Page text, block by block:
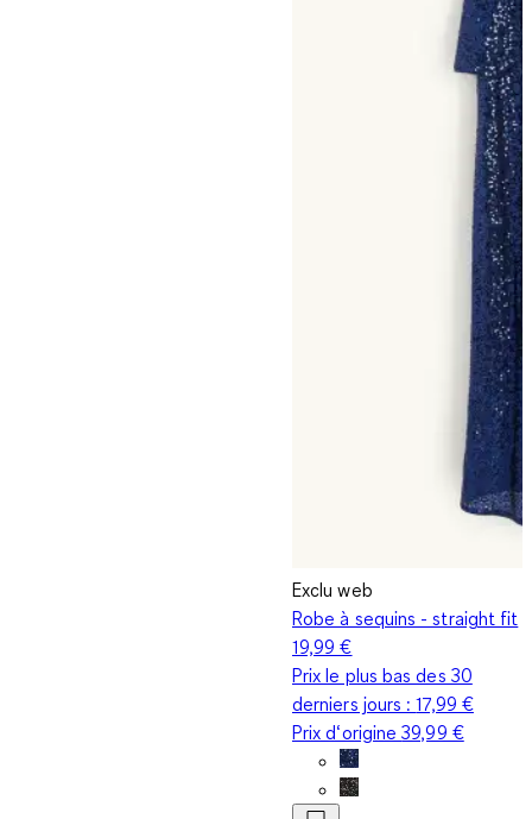
Exclu web
Robe à sequins - straight fit
19,99 €
Prix le plus bas des 30
derniers jours :17,99 €
Prix d‘origine39,99 €